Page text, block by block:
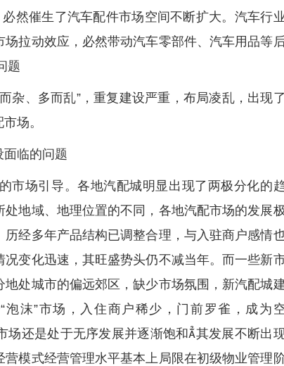
然催生了汽车配件市场空间不断扩大。汽车行
拉动效应，必然带动汽车零部件、汽车用品等
题
杂、多而乱”，重复建设严重，布局凌乱，出现了
场。
临的问题
市场引导。各地汽配城明显出现了两极分化的
地域、地理位置的不同，各地汽配市场的发展
经多年产品结构已调整合理，与入驻商户感情
变化迅速，其旺盛势头仍不减当年。而一些新
处城市的偏远郊区，缺少市场氛围，新汽配城
沫”市场，入住商户稀少，门前罗雀，成为
还是处于无序发展并逐渐饱和其发展不断出
模式经营管理水平基本上局限在初级物业管理